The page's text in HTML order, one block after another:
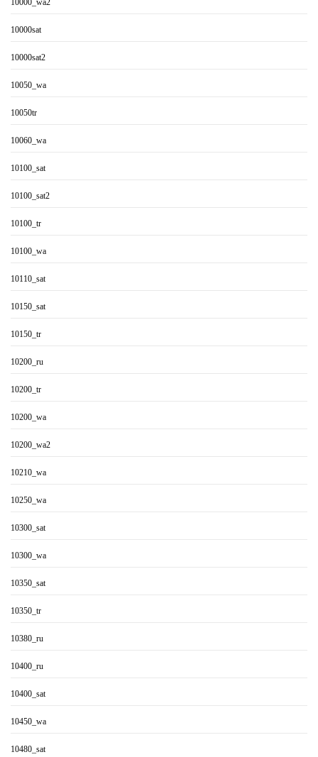
10000_wa2
10000sat
10000sat2
10050_wa
10050tr
10060_wa
10100_sat
10100_sat2
10100_tr
10100_wa
10110_sat
10150_sat
10150_tr
10200_ru
10200_tr
10200_wa
10200_wa2
10210_wa
10250_wa
10300_sat
10300_wa
10350_sat
10350_tr
10380_ru
10400_ru
10400_sat
10450_wa
10480_sat